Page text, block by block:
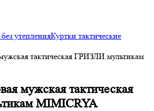
утепленияКуртки тактические
тактическая ГРИЗЛИ мультикам
мужская тактическая
MIMICRYA